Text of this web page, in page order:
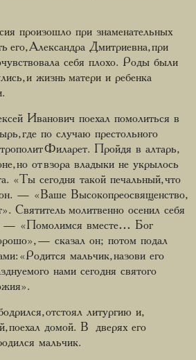
произошло при знаменательных
его, Александра Дмитриевна, при
себя плохо. Роды были
и жизнь матери и ребенка
Иванович поехал помолиться в
где по случаю престольного
Филарет. Пройдя в алтарь,
но от взора владыки не укрылось
«Ты сегодня такой печальный, что
— «Ваше Высокопреосвященство,
Святитель молитвенно осенил себя
— «Помолимся вместе… Бог
— сказал он; потом подал
«Родится мальчик, назови его
нами сегодня святого
отстоял литургию и,
поехал домой. В дверях его
мальчик.